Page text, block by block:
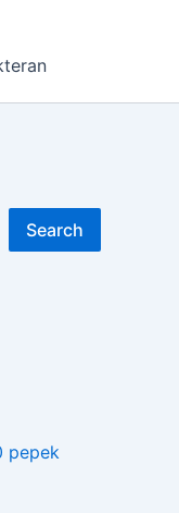
Search
pepek